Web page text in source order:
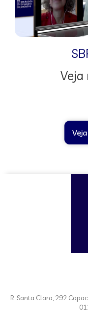
R. Santa Clara, 292